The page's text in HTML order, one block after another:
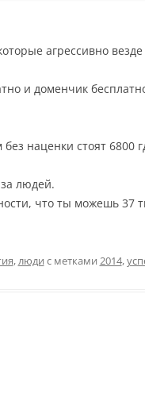
агрессивно
и доменчик
наценки стоят 6800
людей.
что ты можешь 37
,люди с метками 2014,